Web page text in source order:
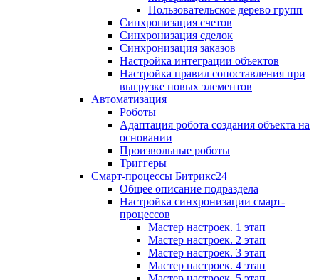
Пользовательское дерево групп
Синхронизация счетов
Синхронизация сделок
Синхронизация заказов
Настройка интеграции объектов
Настройка правил сопоставления при
выгрузке новых элементов
Автоматизация
Роботы
Адаптация робота создания объекта на
основании
Произвольные роботы
Триггеры
Смарт-процессы Битрикс24
Общее описание подраздела
Настройка синхронизации смарт-
процессов
Мастер настроек. 1 этап
Мастер настроек. 2 этап
Мастер настроек. 3 этап
Мастер настроек. 4 этап